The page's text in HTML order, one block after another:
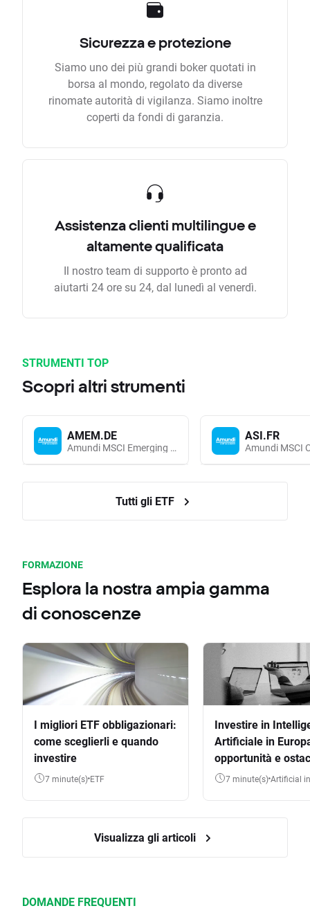
Sicurezza e protezione
Siamo uno dei più grandi boker quotati in
borsa al mondo, regolato da diverse
rinomate autorità di vigilanza. Siamo inoltre
coperti da fondi di garanzia.
Assistenza clienti multilingue e
altamente qualificata
Il nostro team di supporto è pronto ad
aiutarti 24 ore su 24, dal lunedì al venerdì.
STRUMENTI TOP
Scopri altri strumenti
AMEM.DE
Amundi MSCI Emerging Markets UCITS (Acc EUR)
ASI.FR
Tutti gli ETF
FORMAZIONE
Esplora la nostra ampia gamma
di conoscenze
I migliori ETF obbligazionari:
come sceglierli e quando
investire
7 minute(s) ETF
Investire in
Artificiale in
opportunità e
7 minute(s) Artificial
Visualizza gli articoli
DOMANDE FREQUENTI